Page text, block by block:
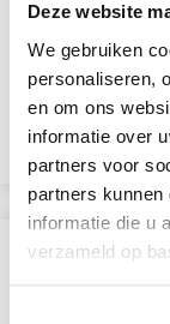
Deze website
We gebruiken
personaliseren,
en om ons
informatie over
partners voor
partners
informatie die u
verzameld op
EUR 47.20
L'offre expire le 08/
Ajouter au panier
SIMILAIRE À CECI